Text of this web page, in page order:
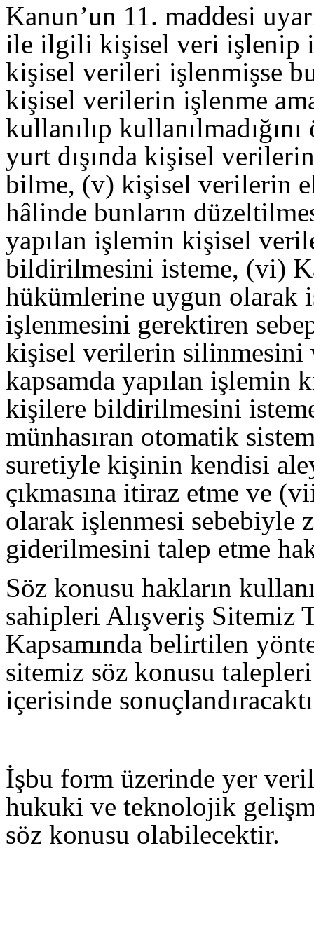
Kanun’un 11. maddesi
ile ilgili kişisel veri işlenip
kişisel verileri işlenmişse
kişisel verilerin işlenme
kullanılıp
yurt dışında kişisel
bilme, (v) kişisel verilerin
hâlinde bunların
yapılan işlemin kişisel
bildirilmesini isteme, (vi)
hükümlerine uygun olarak
işlenmesini gerektiren
kişisel verilerin silinmesini
kapsamda yapılan işlemin
kişilere bildirilmesini
münhasıran otomatik
suretiyle kişinin kendisi
çıkmasına itiraz etme ve
olarak işlenmesi sebebiyle
giderilmesini talep etme
Söz konusu hakların
sahipleri Alışveriş Sitemiz
Kapsamında belirtilen
sitemiz söz konusu
içerisinde
İşbu form üzerinde yer
hukuki ve teknolojik
söz konusu olabilecektir.